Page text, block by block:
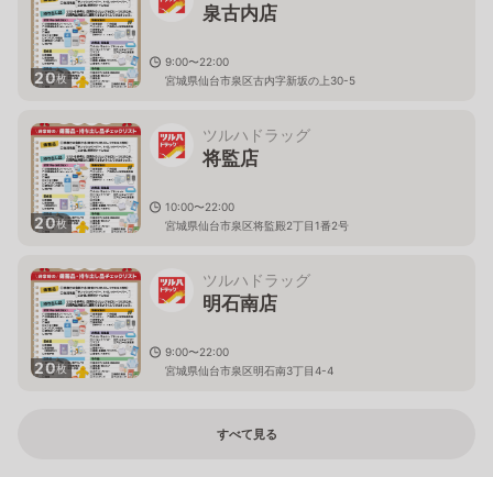
20枚
泉古内店
9:00〜22:00
宮城県仙台市泉区古内字新坂の上30-5
20枚
ツルハドラッグ
将監店
10:00〜22:00
宮城県仙台市泉区将監殿2丁目1番2号
20枚
ツルハドラッグ
明石南店
9:00〜22:00
宮城県仙台市泉区明石南3丁目4-4
すべて見る